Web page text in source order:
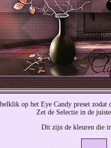
op het Eye Candy preset
Zet de Selectie in de
Dit zijn de kleuren die